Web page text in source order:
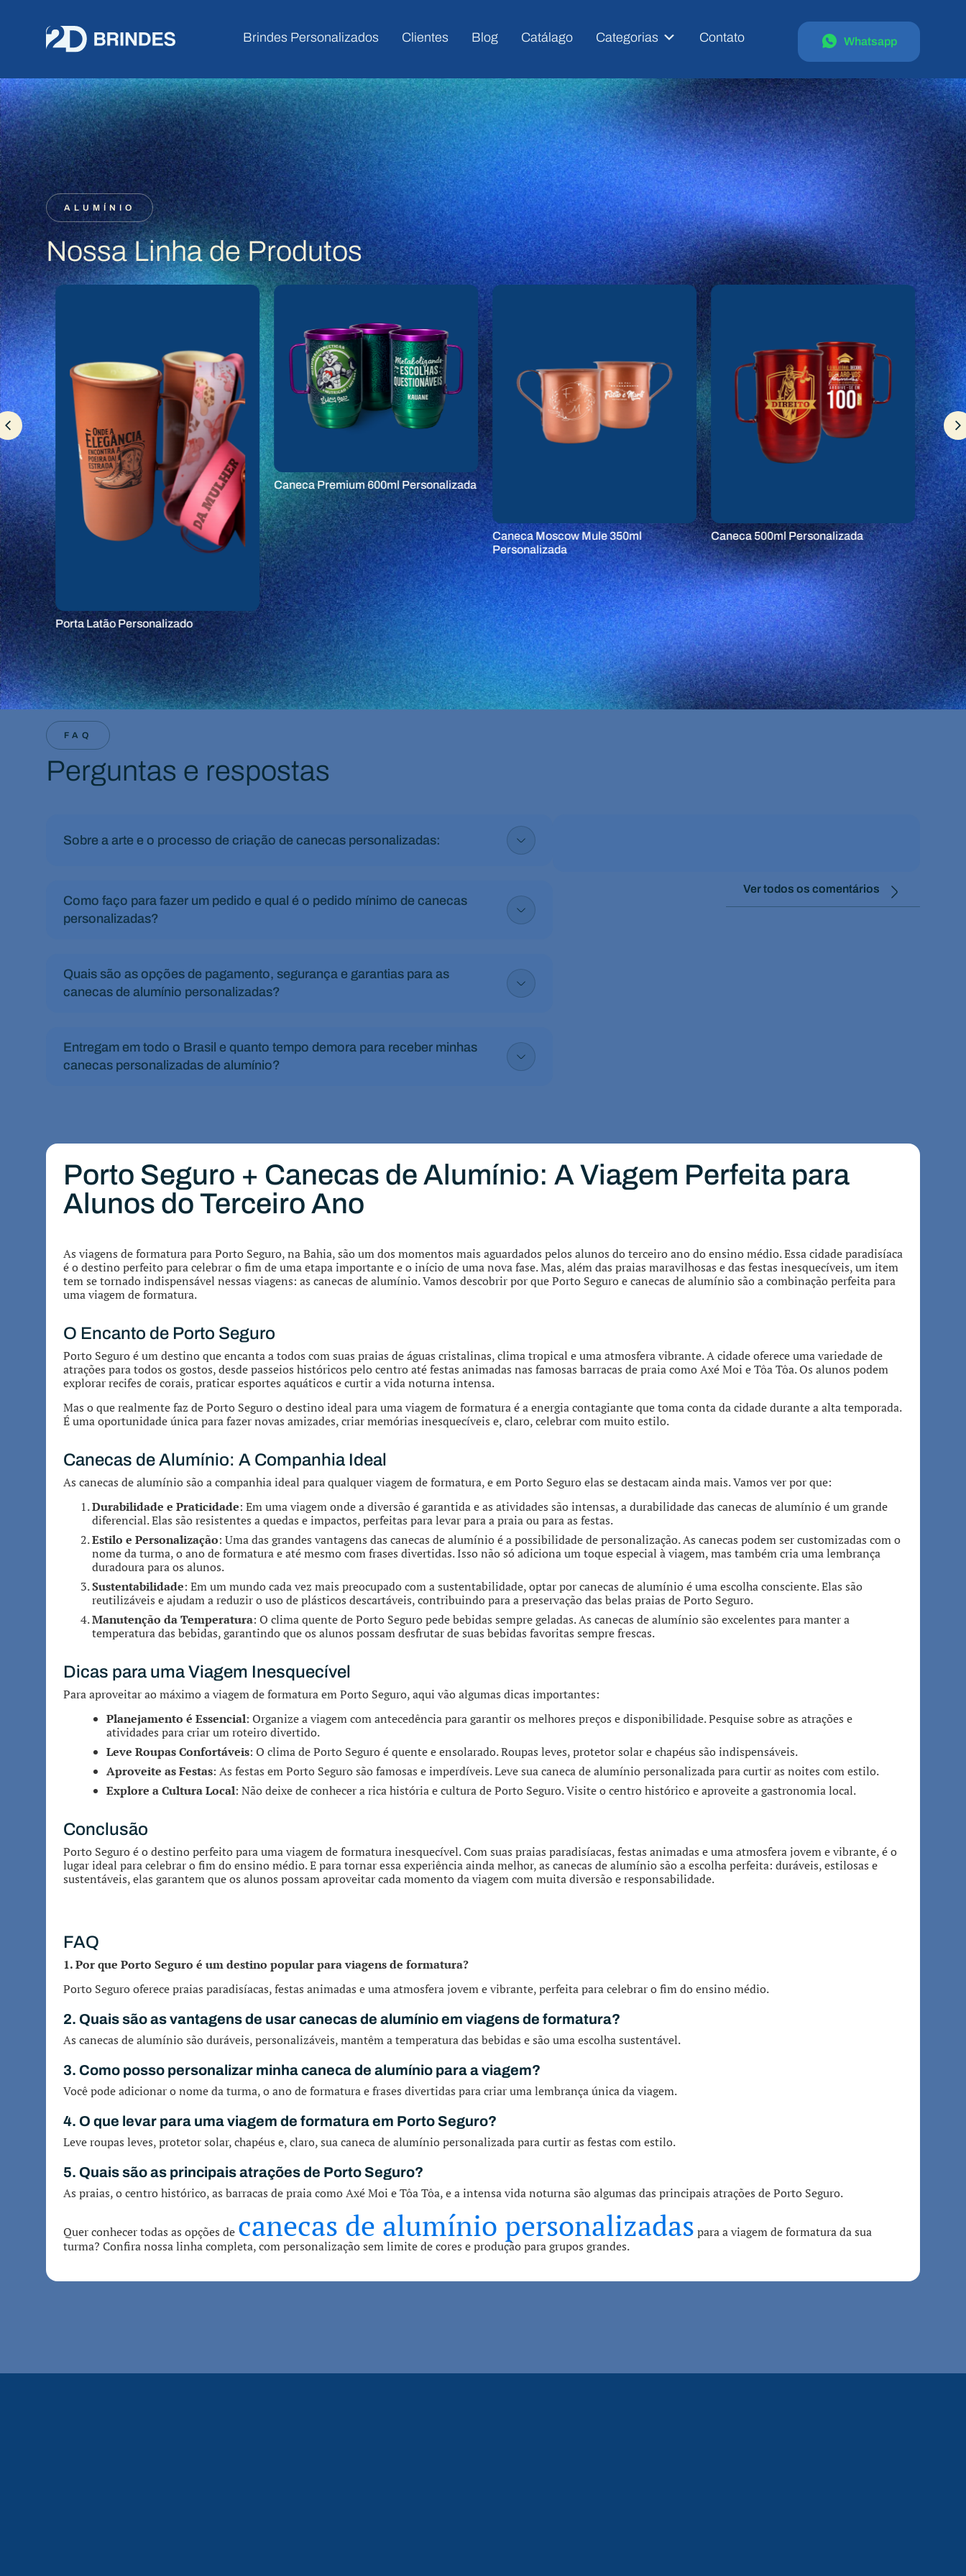
Brindes Personalizados Clientes Blog Catálago Categorias Contato Whatsapp
ALUMÍNIO
Nossa Linha de Produtos
Porta Latão Personalizado
Caneca Premium 600ml Personalizada
Caneca Moscow Mule 350ml
Personalizada
Caneca 500ml Personalizada
FAQ
Perguntas e respostas
Sobre a arte e o processo de criação de canecas personalizadas:
Como faço para fazer um pedido e qual é o pedido mínimo de canecas
personalizadas?
Quais são as opções de pagamento, segurança e garantias para as
canecas de alumínio personalizadas?
Entregam em todo o Brasil e quanto tempo demora para receber minhas
canecas personalizadas de alumínio?
Ver todos os comentários
Porto Seguro + Canecas de Alumínio: A Viagem Perfeita para
Alunos do Terceiro Ano
As viagens de formatura para Porto Seguro, na Bahia, são um dos momentos mais aguardados pelos alunos do terceiro ano do ensino médio. Essa cidade paradisíaca
é o destino perfeito para celebrar o fim de uma etapa importante e o início de uma nova fase. Mas, além das praias maravilhosas e das festas inesquecíveis, um item
tem se tornado indispensável nessas viagens: as canecas de alumínio. Vamos descobrir por que Porto Seguro e canecas de alumínio são a combinação perfeita para
uma viagem de formatura.
O Encanto de Porto Seguro
Porto Seguro é um destino que encanta a todos com suas praias de águas cristalinas, clima tropical e uma atmosfera vibrante. A cidade oferece uma variedade de
atrações para todos os gostos, desde passeios históricos pelo centro até festas animadas nas famosas barracas de praia como Axé Moi e Tôa Tôa. Os alunos podem
explorar recifes de corais, praticar esportes aquáticos e curtir a vida noturna intensa.
Mas o que realmente faz de Porto Seguro o destino ideal para uma viagem de formatura é a energia contagiante que toma conta da cidade durante a alta temporada.
É uma oportunidade única para fazer novas amizades, criar memórias inesquecíveis e, claro, celebrar com muito estilo.
Canecas de Alumínio: A Companhia Ideal
As canecas de alumínio são a companhia ideal para qualquer viagem de formatura, e em Porto Seguro elas se destacam ainda mais. Vamos ver por que:
Durabilidade e Praticidade: Em uma viagem onde a diversão é garantida e as atividades são intensas, a durabilidade das canecas de alumínio é um grande
diferencial. Elas são resistentes a quedas e impactos, perfeitas para levar para a praia ou para as festas.
Estilo e Personalização: Uma das grandes vantagens das canecas de alumínio é a possibilidade de personalização. As canecas podem ser customizadas com o
nome da turma, o ano de formatura e até mesmo com frases divertidas. Isso não só adiciona um toque especial à viagem, mas também cria uma lembrança
duradoura para os alunos.
Sustentabilidade: Em um mundo cada vez mais preocupado com a sustentabilidade, optar por canecas de alumínio é uma escolha consciente. Elas são
reutilizáveis e ajudam a reduzir o uso de plásticos descartáveis, contribuindo para a preservação das belas praias de Porto Seguro.
Manutenção da Temperatura: O clima quente de Porto Seguro pede bebidas sempre geladas. As canecas de alumínio são excelentes para manter a
temperatura das bebidas, garantindo que os alunos possam desfrutar de suas bebidas favoritas sempre frescas.
Dicas para uma Viagem Inesquecível
Para aproveitar ao máximo a viagem de formatura em Porto Seguro, aqui vão algumas dicas importantes:
Planejamento é Essencial: Organize a viagem com antecedência para garantir os melhores preços e disponibilidade. Pesquise sobre as atrações e
atividades para criar um roteiro divertido.
Leve Roupas Confortáveis: O clima de Porto Seguro é quente e ensolarado. Roupas leves, protetor solar e chapéus são indispensáveis.
Aproveite as Festas: As festas em Porto Seguro são famosas e imperdíveis. Leve sua caneca de alumínio personalizada para curtir as noites com estilo.
Explore a Cultura Local: Não deixe de conhecer a rica história e cultura de Porto Seguro. Visite o centro histórico e aproveite a gastronomia local.
Conclusão
Porto Seguro é o destino perfeito para uma viagem de formatura inesquecível. Com suas praias paradisíacas, festas animadas e uma atmosfera jovem e vibrante, é o
lugar ideal para celebrar o fim do ensino médio. E para tornar essa experiência ainda melhor, as canecas de alumínio são a escolha perfeita: duráveis, estilosas e
sustentáveis, elas garantem que os alunos possam aproveitar cada momento da viagem com muita diversão e responsabilidade.
FAQ
1. Por que Porto Seguro é um destino popular para viagens de formatura?
Porto Seguro oferece praias paradisíacas, festas animadas e uma atmosfera jovem e vibrante, perfeita para celebrar o fim do ensino médio.
2. Quais são as vantagens de usar canecas de alumínio em viagens de formatura?
As canecas de alumínio são duráveis, personalizáveis, mantêm a temperatura das bebidas e são uma escolha sustentável.
3. Como posso personalizar minha caneca de alumínio para a viagem?
Você pode adicionar o nome da turma, o ano de formatura e frases divertidas para criar uma lembrança única da viagem.
4. O que levar para uma viagem de formatura em Porto Seguro?
Leve roupas leves, protetor solar, chapéus e, claro, sua caneca de alumínio personalizada para curtir as festas com estilo.
5. Quais são as principais atrações de Porto Seguro?
As praias, o centro histórico, as barracas de praia como Axé Moi e Tôa Tôa, e a intensa vida noturna são algumas das principais atrações de Porto Seguro.
Quer conhecer todas as opções de canecas de alumínio personalizadas para a viagem de formatura da sua
turma? Confira nossa linha completa, com personalização sem limite de cores e produção para grupos grandes.